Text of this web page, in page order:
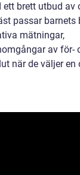
ett brett utbud av
passar barnets
mätningar,
av för-
när de väljer en